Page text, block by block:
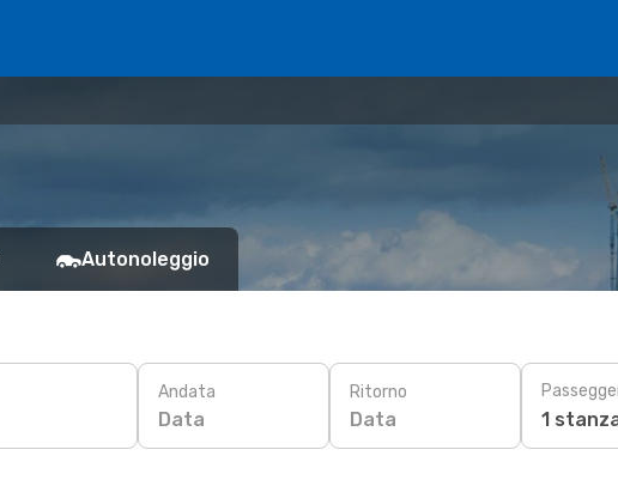
Autonoleggio
Andata
Data
Ritorno
Data 1